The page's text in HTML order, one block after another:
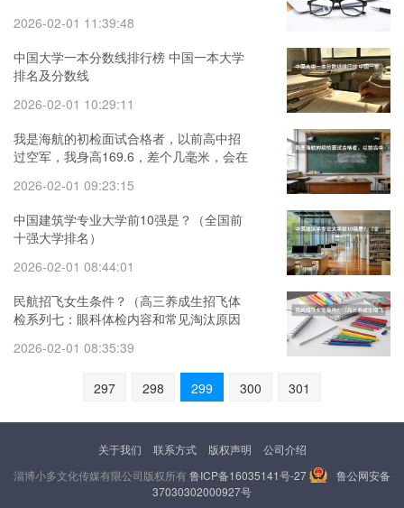
2026-02-01 11:39:48
中国大学一本分数线排行榜 中国一本大学
排名及分数线
2026-02-01 10:29:11
我是海航的初检面试合格者，以前高中招
过空军，我身高169.6，差个几毫米，会在
2026-02-01 09:23:15
中国建筑学专业大学前10强是？（全国前
十强大学排名）
2026-02-01 08:44:01
民航招飞女生条件？（高三养成生招飞体
检系列七：眼科体检内容和常见淘汰原因
2026-02-01 08:35:39
297 298 299 300 301
关于我们 联系方式 版权声明
公司介绍
淄博小多文化传媒有限公司版权所有鲁ICP备16035141号-27
鲁公网安备
37030302000927号